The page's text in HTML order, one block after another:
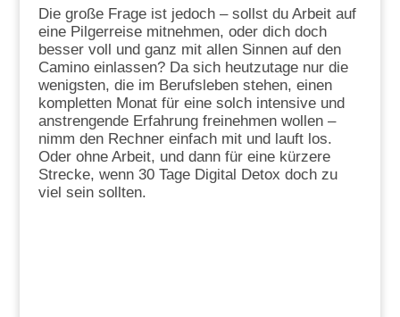
Die große Frage ist jedoch – sollst du Arbeit auf
eine Pilgerreise mitnehmen, oder dich doch
besser voll und ganz mit allen Sinnen auf den
Camino einlassen? Da sich heutzutage nur die
wenigsten, die im Berufsleben stehen, einen
kompletten Monat für eine solch intensive und
anstrengende Erfahrung freinehmen wollen –
nimm den Rechner einfach mit und lauft los.
Oder ohne Arbeit, und dann für eine kürzere
Strecke, wenn 30 Tage Digital Detox doch zu
viel sein sollten.